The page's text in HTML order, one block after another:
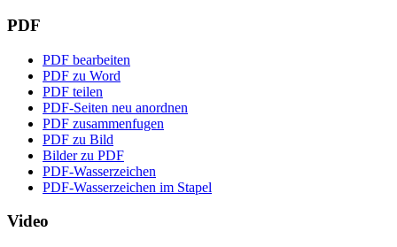
PDF
PDF bearbeiten
PDF zu Word
PDF teilen
PDF-Seiten neu anordnen
PDF zusammenfugen
PDF zu Bild
Bilder zu PDF
PDF-Wasserzeichen
PDF-Wasserzeichen im Stapel
Video